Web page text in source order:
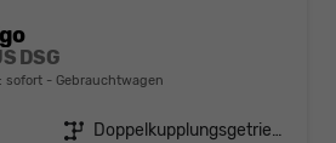
DSG
sofort Gebrauchtwagen
Getriebe
Doppelkupplungsgetriebe (DSG)